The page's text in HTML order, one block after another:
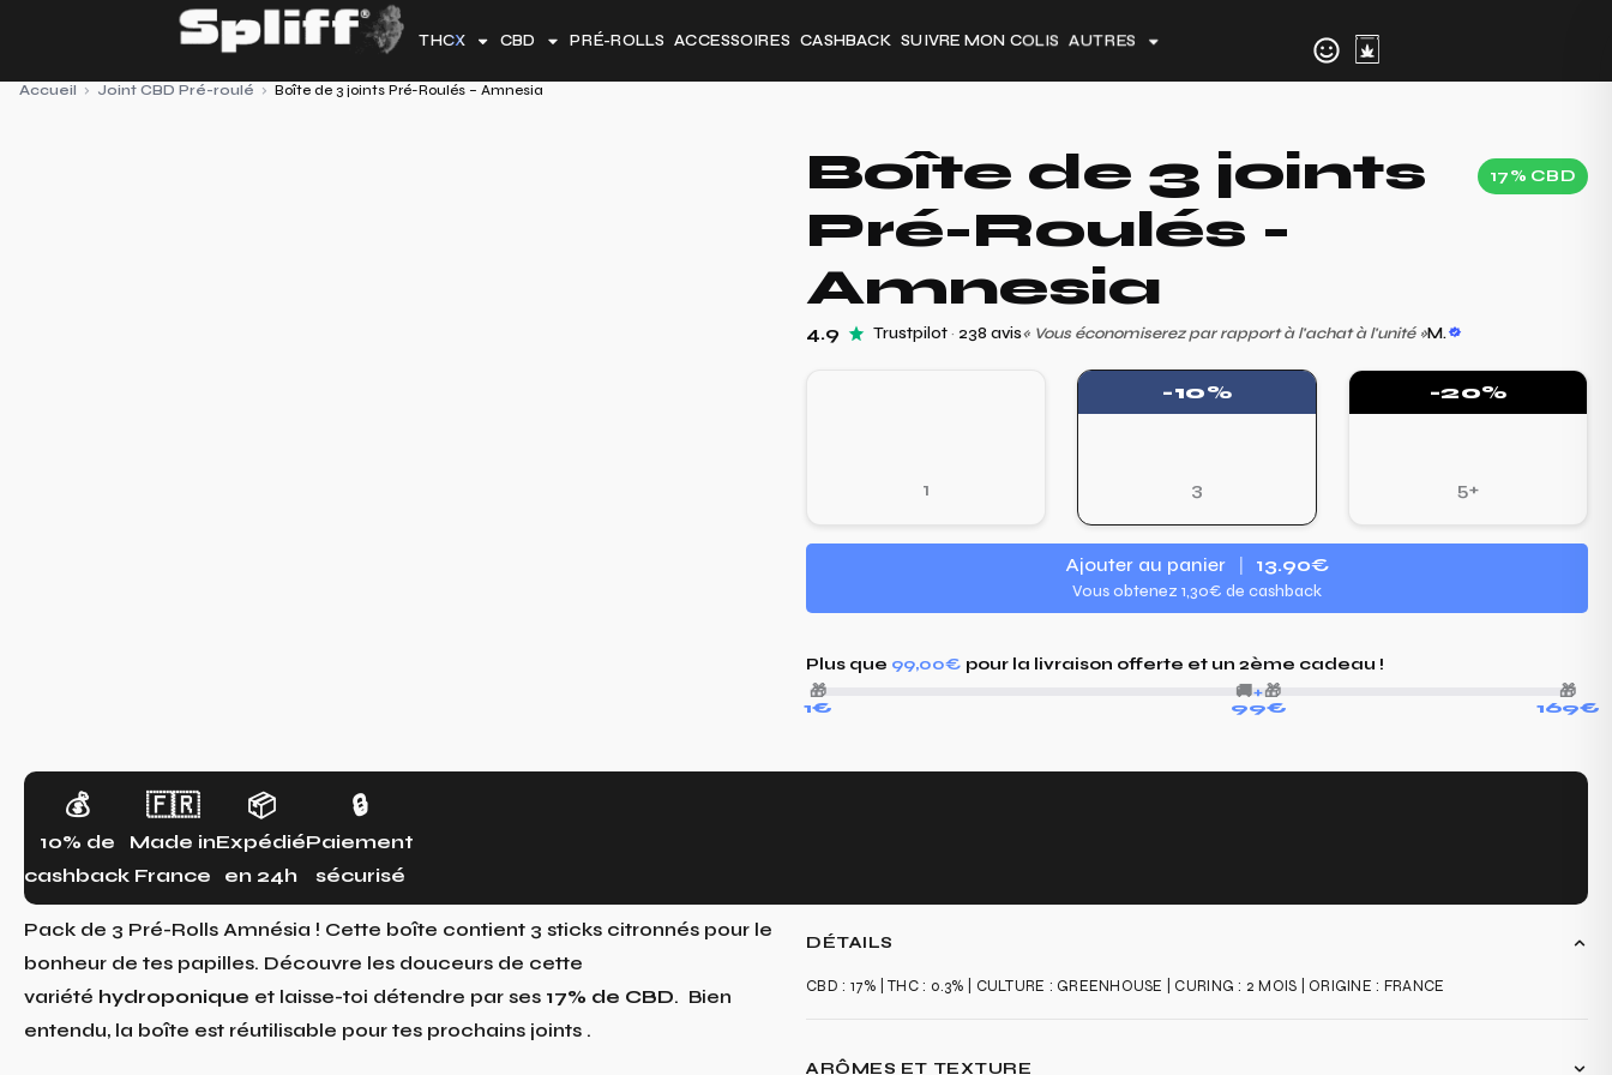
contenu
THCX CBD PRÉ-ROLLS ACCESSOIRES CASHBACK SUIVRE MON COLIS AUTRES
Accueil › Joint CBD Pré-roulé › Boîte de 3 joints Pré-Roulés – Amnesia
Boîte de 3 joints
Pré-Roulés -
Amnesia
17% CBD
4.9 Trustpilot· 238 avis« Vous économiserez par rapport à l'achat à l'unité»M.
1
-10%
3
-20%
5+
Ajouter au panier | 13.90€
Vous obtenez 1,30€ de cashback
Plus que 99,00€ pour la livraison offerte et un 2ème cadeau !
🎁
🚚+🎁 🎁
1€ 99€ 169€
💰
10% de
cashback
🇫🇷
Made in
France
📦
Expédié
en 24h
🔒
Paiement
sécurisé
Pack de 3 Pré-Rolls Amnésia ! Cette boîte contient 3 sticks citronnés pour le
bonheur de tes papilles. Découvre les douceurs de cette
variété hydroponique et laisse-toi détendre par ses 17% de CBD. Bien
entendu, la boîte est réutilisable pour tes prochains joints .
DÉTAILS
CBD : 17% | THC : 0.3% | CULTURE : GREENHOUSE | CURING : 2 MOIS | ORIGINE : FRANCE
ARÔMES ET TEXTURE